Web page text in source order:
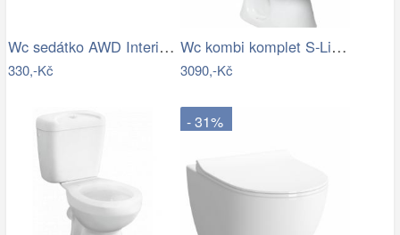
Wc sedátko AWD Interior polypropylen…
330,-Kč
Wc kombi komplet S-Line Pro spodní…
3090,-Kč
- 31%